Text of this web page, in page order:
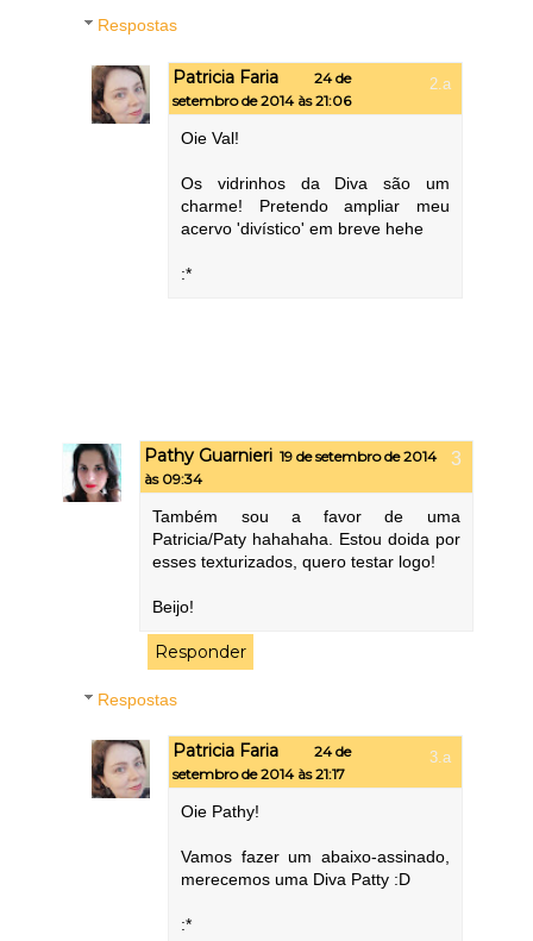
Respostas
Patricia Faria
24 de
setembro de 2014 às 21:06
Oie Val!
Os vidrinhos da Diva são um
charme! Pretendo ampliar meu
acervo 'divístico' em breve hehe
:*
Pathy Guarnieri 19 de setembro de 2014
às 09:34
Também sou a favor de uma
Patricia/Paty hahahaha. Estou doida por
esses texturizados, quero testar logo!
Beijo!
Responder
Respostas
Patricia Faria
24 de
setembro de 2014 às 21:17
Oie Pathy!
Vamos fazer um abaixo-assinado,
merecemos uma Diva Patty :D
:*